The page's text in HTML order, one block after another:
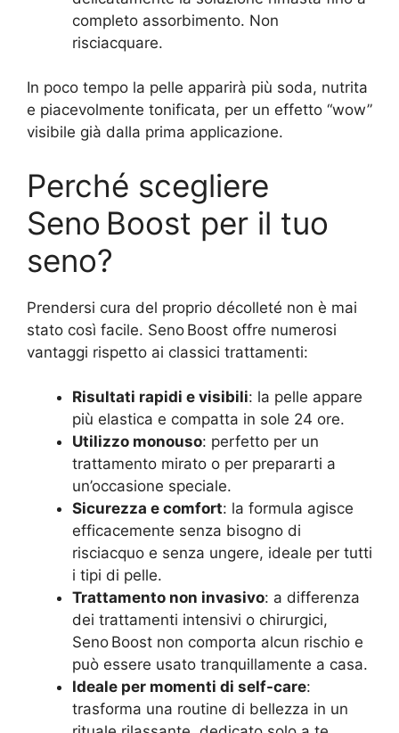
completo assorbimento. Non
risciacquare.
In poco tempo la pelle apparirà più soda, nutrita
e piacevolmente tonificata, per un effetto “wow”
visibile già dalla prima applicazione.
Perché scegliere
Seno Boost per il tuo
seno?
Prendersi cura del proprio décolleté non è mai
stato così facile. Seno Boost offre numerosi
vantaggi rispetto ai classici trattamenti:
Risultati rapidi e visibili: la pelle appare
più elastica e compatta in sole 24 ore.
Utilizzo monouso: perfetto per un
trattamento mirato o per prepararti a
un’occasione speciale.
Sicurezza e comfort: la formula agisce
efficacemente senza bisogno di
risciacquo e senza ungere, ideale per tutti
i tipi di pelle.
Trattamento non invasivo: a differenza
dei trattamenti intensivi o chirurgici,
Seno Boost non comporta alcun rischio e
può essere usato tranquillamente a casa.
Ideale per momenti di self-care:
trasforma una routine di bellezza in un